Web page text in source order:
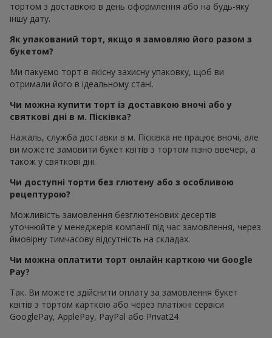
тортом з доставкою в день оформлення або на будь-яку
іншу дату.
Як упакований торт, якщо я замовляю його разом з
букетом?
Ми пакуємо торт в якісну захисну упаковку, щоб ви
отримали його в ідеальному стані.
Чи можна купити торт із доставкою вночі або у
святкові дні в м. Пісківка?
Нажаль, служба доставки в м. Пісківка не працює вночі, але
ви можете замовити букет квітів з тортом пізно ввечері, а
також у святкові дні.
Чи доступні торти без глютену або з особливою
рецептурою?
Можливість замовлення безглютенових десертів
уточнюйте у менеджерів компанії під час замовлення, через
ймовірну тимчасову відсутність на складах.
Чи можна оплатити торт онлайн карткою чи Google
Pay?
Так. Ви можете здійснити оплату за замовлення букет
квітів з тортом карткою або через платіжні сервіси
GooglePay, ApplePay, PayPal або Privat24